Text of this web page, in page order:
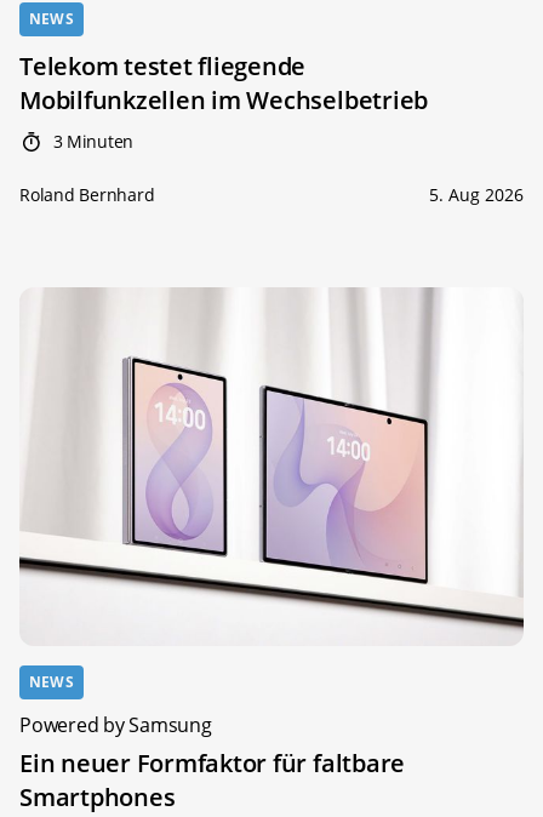
NEWS
Telekom testet fliegende
Mobilfunkzellen im Wechselbetrieb
3 Minuten
Roland Bernhard 5. Aug 2026
NEWS
Powered by Samsung
Ein neuer Formfaktor für faltbare
Smartphones